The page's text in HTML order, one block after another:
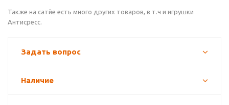
Также на сатйе есть много других товаров, в т.ч и игрушки
Антисресс.
Задать вопрос
Наличие